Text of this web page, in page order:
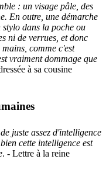
: un visage pâle, des
En outre, une démarche
dans la poche ou
ni de verrues, et donc
comme c'est
vraiment dommage que
à sa cousine
juste assez d'intelligence
cette intelligence est
. - Lettre à la reine